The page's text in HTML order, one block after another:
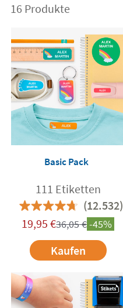
16 Produkte
Basic Pack
111 Etiketten
(12.532)
19,95 €36,05€-45%
Kaufen